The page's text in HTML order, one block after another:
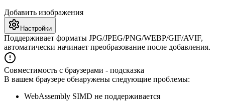
Добавить изображения
Настройки
Поддерживает форматы JPG/JPEG/PNG/WEBP/GIF/AVIF,
автоматически начинает преобразование после добавления.
Совместимость с браузерами - подсказка
В вашем браузере обнаружены следующие проблемы:
WebAssembly SIMD не поддерживается